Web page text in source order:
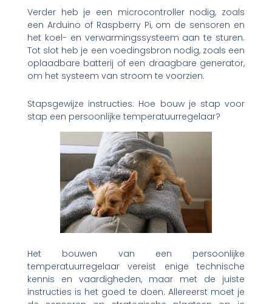
Verder heb je een microcontroller nodig, zoals
een Arduino of Raspberry Pi, om de sensoren en
het koel- en verwarmingssysteem aan te sturen.
Tot slot heb je een voedingsbron nodig, zoals een
oplaadbare batterij of een draagbare generator,
om het systeem van stroom te voorzien.
Stapsgewijze instructies: Hoe bouw je stap voor
stap een persoonlijke temperatuurregelaar?
Het bouwen van een persoonlijke
temperatuurregelaar vereist enige technische
kennis en vaardigheden, maar met de juiste
instructies is het goed te doen. Allereerst moet je